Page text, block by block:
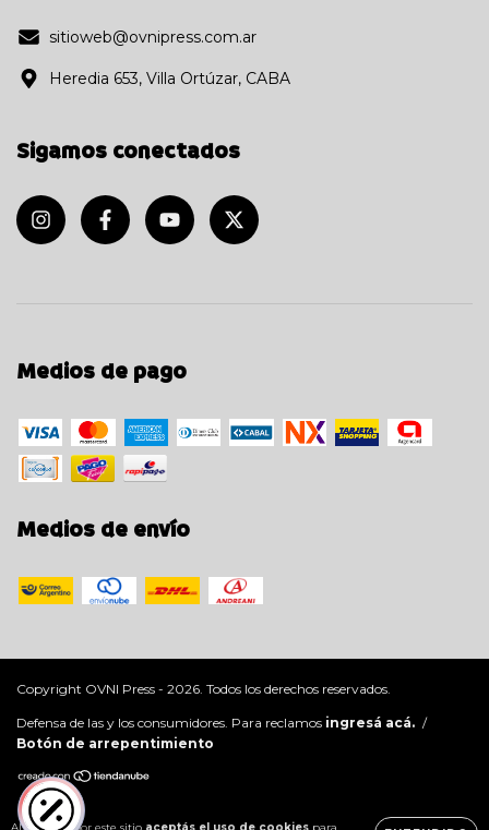
Al navegar por este sitio aceptás el uso de cookies para
sitioweb@ovnipress.com.ar
Heredia 653, Villa Ortúzar, CABA
Sigamos conectados
Medios de pago
Medios de envío
Copyright OVNI Press - 2026. Todos los derechos reservados.
Defensa de las y los consumidores. Para reclamos ingresá acá. /
Botón de arrepentimiento